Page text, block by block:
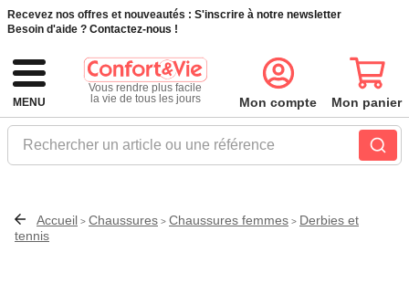
Recevez nos offres et nouveautés : S'inscrire à notre newsletter
Besoin d'aide ? Contactez-nous !
MENU
Vous rendre plus facile
la vie de tous les jours
Rechercher un article ou une référence
Mon compte Mon panier
Accueil > Chaussures > Chaussures femmes > Derbies et
tennis